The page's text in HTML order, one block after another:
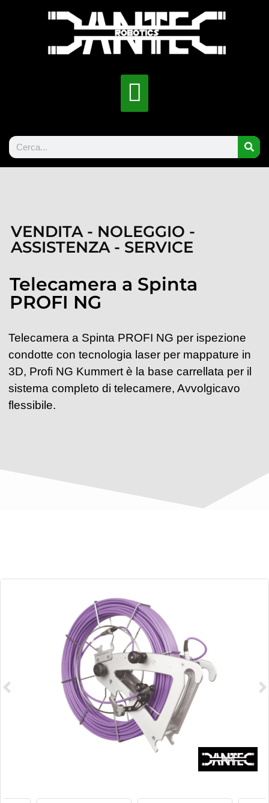
VENDITA - NOLEGGIO -
ASSISTENZA - SERVICE
Telecamera a Spinta
PROFI NG
Telecamera a Spinta PROFI NG per ispezione
condotte con tecnologia laser per mappature in
3D, Profi NG Kummert è la base carrellata per il
sistema completo di telecamere, Avvolgicavo
flessibile.